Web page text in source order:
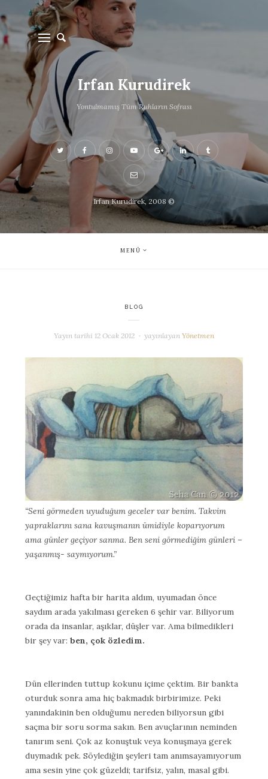
Irfan Kurudirek
Yontulmamış Tüm Ruhların Sofrası
Irfan Kurudirek, 2008 ©
MENÜ
BLOG
Yayın tarihi 12 Ocak 2012 yayınlayanYönetmen
“Seni görmeden uyuduğum geceler var benim. Takvim
yapraklarını sana kavuşmanın ümidiyle koparıyorum
ama günler geçiyor sanma. Ben seni görmediğim günleri –
yaşanmış- saymıyorum.”
Geçtiğimiz hafta bir harita aldım, uyumadan önce
saydım arada yakılması gereken 6 şehir var. Biliyorum
orada da insanlar, aşıklar, düşler var. Ama bilmedikleri
bir şey var: ben, çok özledim.
Dün ellerinden tuttup kokunu içime çektim. Bir bankta
oturduk sonra ama hiç bakmadık birbirimize. Peki
yanındakinin ben olduğumu nereden biliyorsun gibi
saçma bir soru sorma sakın. Ben avuçlarının neminden
tanırım seni. Çok az konuştuk veya konuşmaya gerek
duymadık pek. Söylediğin şeyleri tam anımsayamıyorum
ama sesin yine çok güzeldi; tarifsiz, yalın, masal gibi.